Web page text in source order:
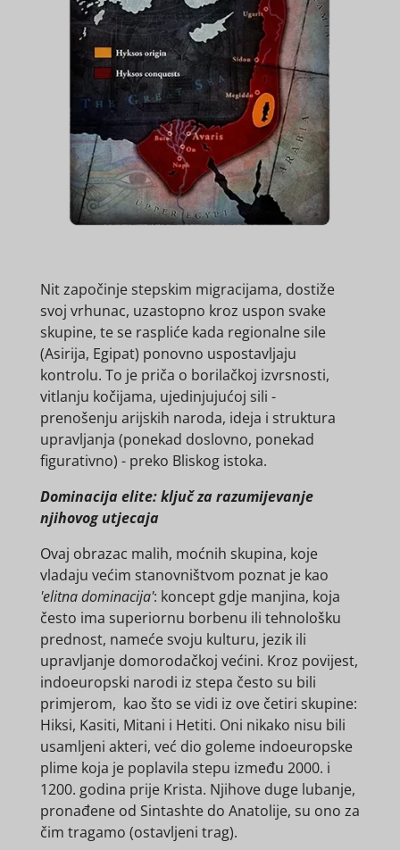
Nit započinje stepskim migracijama, dostiže
svoj vrhunac, uzastopno kroz uspon svake
skupine, te se raspliće kada regionalne sile
(Asirija, Egipat) ponovno uspostavljaju
kontrolu. To je priča o borilačkoj izvrsnosti,
vitlanju kočijama, ujedinjujućoj sili -
prenošenju arijskih naroda, ideja i struktura
upravljanja (ponekad doslovno, ponekad
figurativno) - preko Bliskog istoka.
Dominacija elite: ključ za razumijevanje
njihovog utjecaja
Ovaj obrazac malih, moćnih skupina, koje
vladaju većim stanovništvom poznat je kao
'elitna dominacija': koncept gdje manjina, koja
često ima superiornu borbenu ili tehnološku
prednost, nameće svoju kulturu, jezik ili
upravljanje domorodačkoj većini. Kroz povijest,
indoeuropski narodi iz stepa često su bili
primjerom, kao što se vidi iz ove četiri skupine:
Hiksi, Kasiti, Mitani i Hetiti. Oni nikako nisu bili
usamljeni akteri, već dio goleme indoeuropske
plime koja je poplavila stepu između 2000. i
1200. godina prije Krista. Njihove duge lubanje,
pronađene od Sintashte do Anatolije, su ono za
čim tragamo (ostavljeni trag).